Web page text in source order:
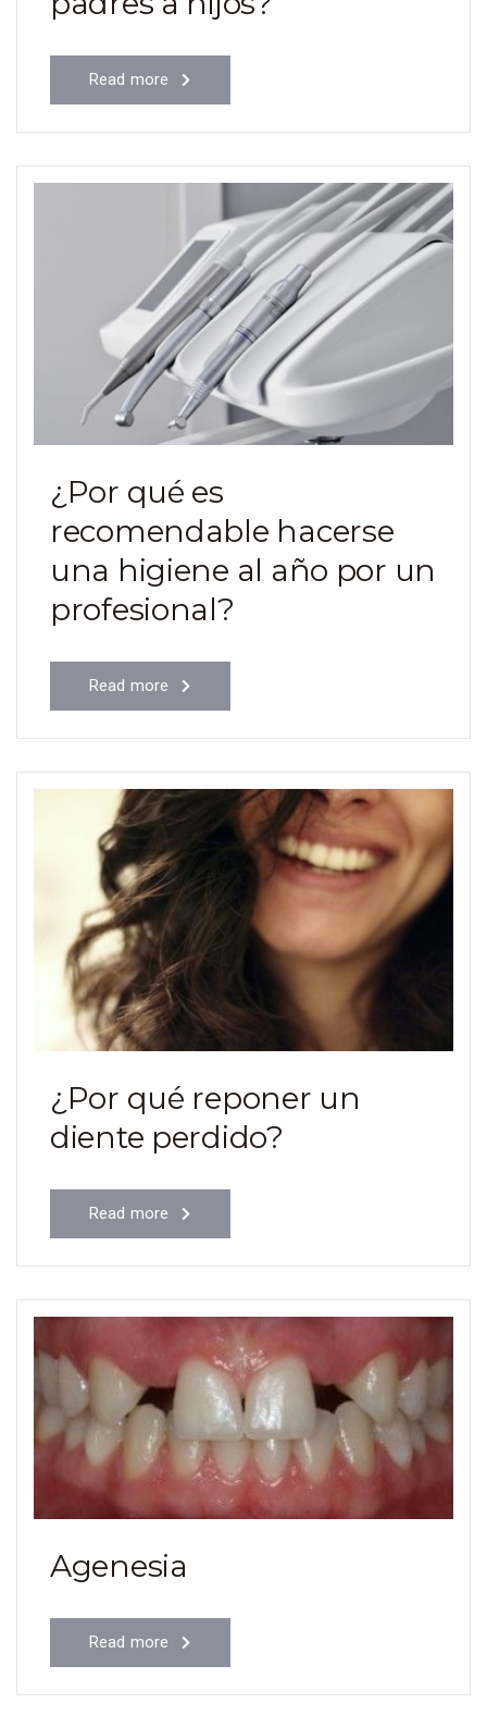
Read more
¿Por qué es
recomendable hacerse
una higiene al año por un
profesional?
Read more
¿Por qué reponer un
diente perdido?
Read more
Agenesia
Read more